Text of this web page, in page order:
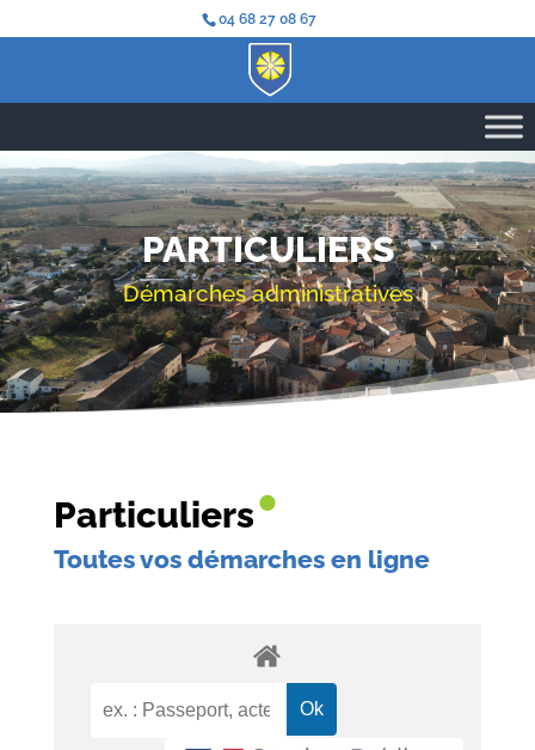
04 68 27 08 67
PARTICULIERS
Démarches administratives
Particuliers•
Toutes vos démarches en ligne